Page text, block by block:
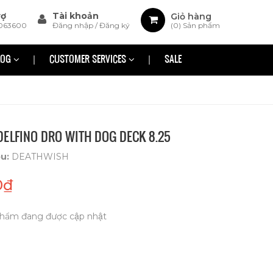
Giỏ hàng
(0) Sản phẩm
Tài khoản
Đăng nhập /Đăng ký
CUSTOMER SERVICES SALE
DRO WITH DOG DECK 8.25
DEATHWISH
đang được cập nhật